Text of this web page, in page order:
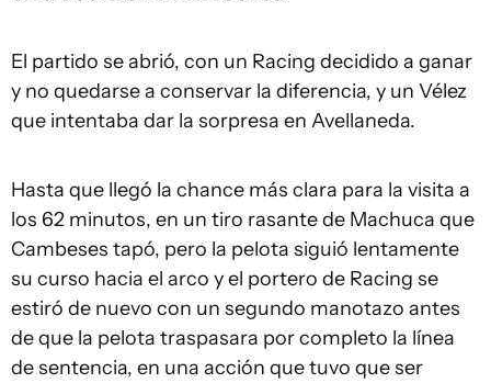
El partido se abrió, con un Racing decidido a ganar
y no quedarse a conservar la diferencia, y un Vélez
que intentaba dar la sorpresa en Avellaneda.
Hasta que llegó la chance más clara para la visita a
los 62 minutos, en un tiro rasante de Machuca que
Cambeses tapó, pero la pelota siguió lentamente
su curso hacia el arco y el portero de Racing se
estiró de nuevo con un segundo manotazo antes
de que la pelota traspasara por completo la línea
de sentencia, en una acción que tuvo que ser